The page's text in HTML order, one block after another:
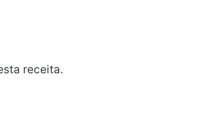
receita.